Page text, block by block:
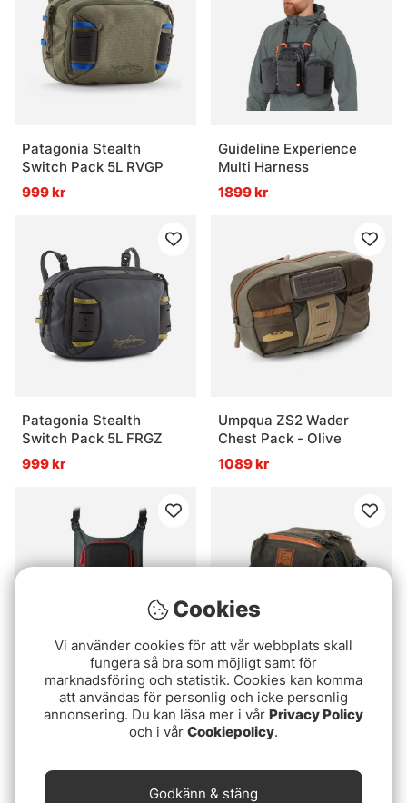
Patagonia Stealth
Switch Pack 5L RVGP
999 kr
Guideline Experience
Multi Harness
1899 kr
Patagonia Stealth
Switch Pack 5L FRGZ
999 kr
Umpqua ZS2 Wader
Chest Pack - Olive
1089 kr
Mikado Chestpack
Active M-Bag
Fishpond Blue River
Chest / Lumbar Pack -
Peat Moss
1299 kr
Cookies
Vi använder cookies för att vår webbplats skall
fungera så bra som möjligt samt för
marknadsföring och statistik. Cookies kan komma
att användas för personlig och icke personlig
annonsering. Du kan läsa mer i vår Privacy Policy
och i vår Cookiepolicy.
Godkänn & stäng